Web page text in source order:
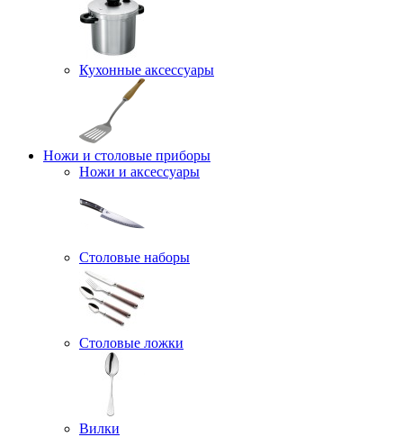
Кухонные аксессуары
Ножи и столовые приборы
Ножи и аксессуары
Столовые наборы
Столовые ложки
Вилки